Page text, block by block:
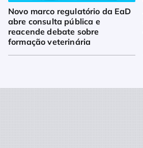
Novo marco regulatório da EaD
abre consulta pública e
reacende debate sobre
formação veterinária